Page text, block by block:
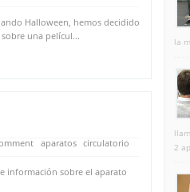
Halloween, hemos decidido
una películ...
aparatos circulatorio
información sobre el aparato
la
2